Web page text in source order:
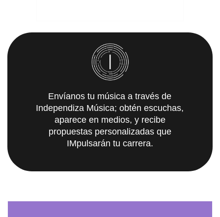
Envíanos tu música a través de
Independiza Música; obtén escuchas,
aparece en medios, y recibe
propuestas personalizadas que
IMpulsarán tu carrera.